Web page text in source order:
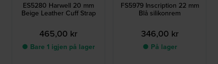
ES5280 Harwell 20 mm
Beige Leather Cuff Strap
465,00 kr
● Bare 1 igjen på lager
FS5979 Inscription 22 mm
Blå silikonrem
346,00 kr
● På lager